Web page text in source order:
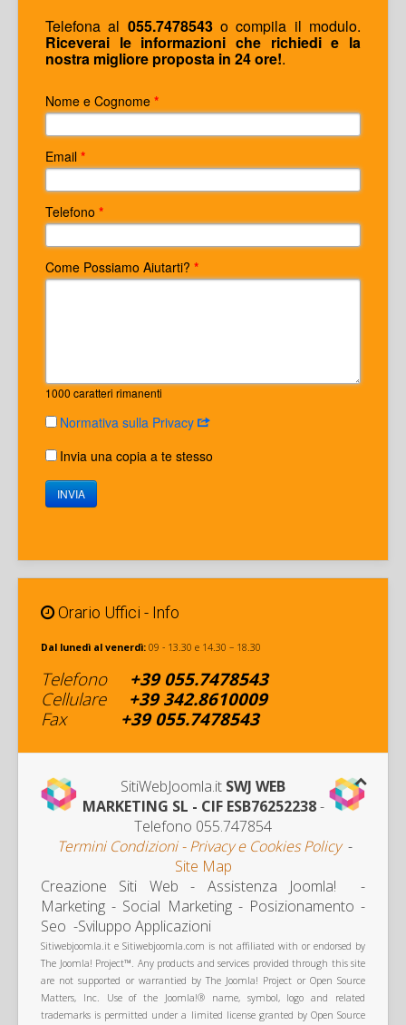
Telefona al 055.7478543o compila il modulo.
Riceverai le informazioni che richiedi e la
nostra migliore proposta in 24 ore!.
Nome e Cognome *
Email *
Telefono *
Come Possiamo Aiutarti? *
1000 caratteri rimanenti
Normativa sulla Privacy
Invia una copia a te stesso
INVIA
Orario Uffici - Info
Dal lunedì al venerdì: 09 - 13.30 e 14.30 – 18.30
Telefono +39 055.7478543
Cellulare+39 342.8610009
Fax
+39 055.7478543
SitiWebJoomla.it SWJ WEB
MARKETING SL - CIF ESB76252238-
Telefono 055.747854
Termini Condizioni - Privacy e Cookies Policy-
Site Map
Creazione Siti Web - Assistenza Joomla! -
Marketing - Social Marketing - Posizionamento -
Seo -Sviluppo Applicazioni
Sitiwebjoomla.it e Sitiwebjoomla.com is not affiliated with or endorsed by
The Joomla! Project™. Any products and services provided through this site
are not supported or warrantied by The Joomla! Project or Open Source
Matters, Inc. Use of the Joomla!® name, symbol, logo and related
trademarks is permitted under a limited license granted by Open Source